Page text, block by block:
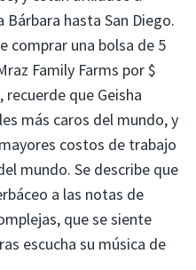
hasta San Diego.
comprar una bolsa de 5
Family Farms por $
recuerde que Geisha
más caros del mundo, y
costos de trabajo
mundo. Se describe que
a las notas de
que se siente
escucha su música de